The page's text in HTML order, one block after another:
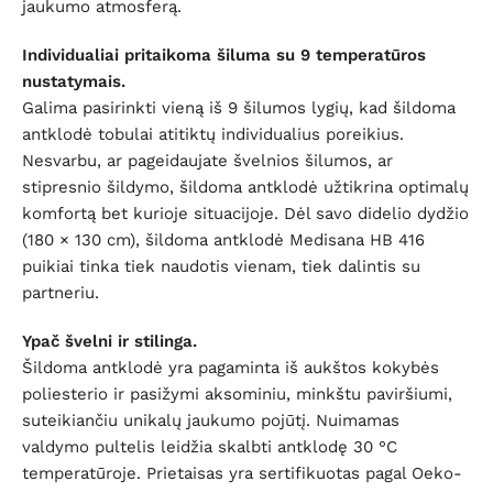
jaukumo atmosferą.
Individualiai pritaikoma šiluma su 9 temperatūros
nustatymais.
Galima pasirinkti vieną iš 9 šilumos lygių, kad šildoma
antklodė tobulai atitiktų individualius poreikius.
Nesvarbu, ar pageidaujate švelnios šilumos, ar
stipresnio šildymo, šildoma antklodė užtikrina optimalų
komfortą bet kurioje situacijoje. Dėl savo didelio dydžio
(180 × 130 cm), šildoma antklodė Medisana HB 416
puikiai tinka tiek naudotis vienam, tiek dalintis su
partneriu.
Ypač švelni ir stilinga.
Šildoma antklodė yra pagaminta iš aukštos kokybės
poliesterio ir pasižymi aksominiu, minkštu paviršiumi,
suteikiančiu unikalų jaukumo pojūtį. Nuimamas
valdymo pultelis leidžia skalbti antklodę 30 °C
temperatūroje. Prietaisas yra sertifikuotas pagal Oeko-